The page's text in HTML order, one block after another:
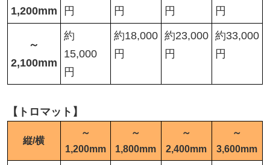
1,200mm
円
円
円
円
～
2,100mm
約
15,000
円
約18,000
円
約23,000
円
約33,000
円
【トロマット】
縦/横
～
1,200mm
～
1,800mm
～
2,400mm
～
3,600mm